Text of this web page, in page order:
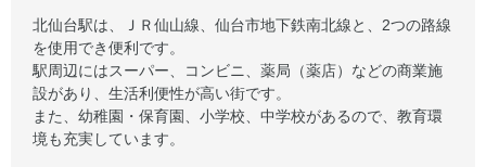
北仙台駅は、ＪＲ仙山線、仙台市地下鉄南北線と、2つの路線
を使用でき便利です。
駅周辺にはスーパー、コンビニ、薬局（薬店）などの商業施
設があり、生活利便性が高い街です。
また、幼稚園・保育園、小学校、中学校があるので、教育環
境も充実しています。